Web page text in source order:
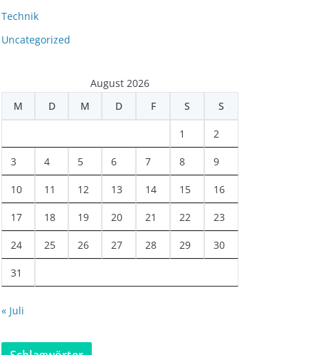
Technik
Uncategorized
August 2026
M
D M D F S S
1 2
3 4 5 6 7 8 9
10 11 12 13 14 15 16
17 18 19 20 21 22 23
24 25 26 27 28 29 30
31
« Juli